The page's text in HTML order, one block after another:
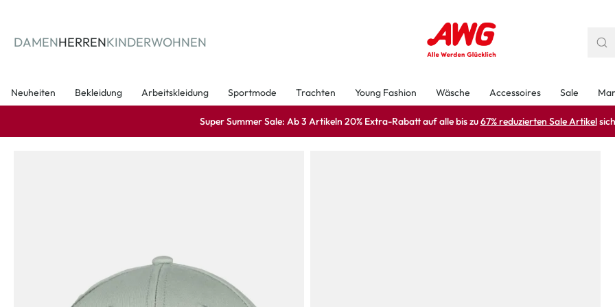
DAMENHERRENKINDERWOHNEN
Neuheiten Bekleidung Arbeitskleidung Sportmode Trachten Young Fashion Wäsche Accessoires Sale
Super Summer Sale: Ab 3 Artikeln 20% Extra-Rabatt auf alle bis zu67% reduzierten Sale Artikel